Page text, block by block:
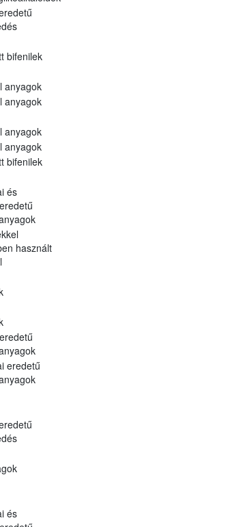
bifenilek
anyagok
anyagok
anyagok
anyagok
bifenilek
és
használt
eredetű
és